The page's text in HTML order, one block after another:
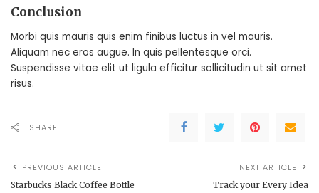
Conclusion
Morbi quis mauris quis enim finibus luctus in vel mauris.
Aliquam nec eros augue. In quis pellentesque orci.
Suspendisse vitae elit ut ligula efficitur sollicitudin ut sit amet
risus.
SHARE
PREVIOUS ARTICLE
Starbucks Black Coffee Bottle
NEXT ARTICLE
Track your Every Idea